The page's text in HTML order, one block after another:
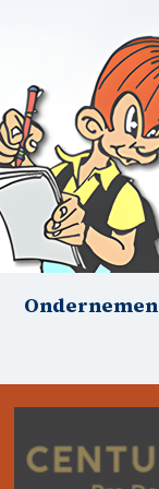
Ondernemen